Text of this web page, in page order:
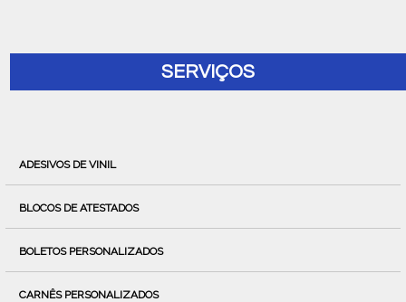
SERVIÇOS
ADESIVOS DE VINIL
BLOCOS DE ATESTADOS
BOLETOS PERSONALIZADOS
CARNÊS PERSONALIZADOS